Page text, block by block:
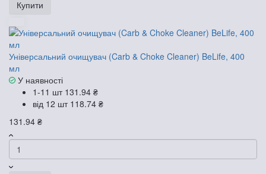
Купити
Універсальний очищувач (Carb & Choke Cleaner) BeLife, 400
мл
У наявності
1-11 шт 131.94 ₴
від 12 шт 118.74 ₴
131.94 ₴